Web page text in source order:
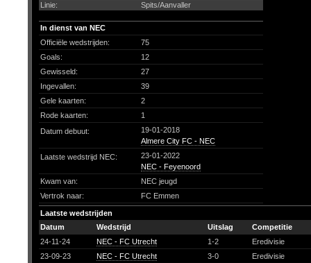
Linie:
Spits/Aanvaller
In dienst van NEC
Officiële wedstrijden:
75
Goals:
12
Gewisseld:
27
Ingevallen:
39
Gele kaarten:
2
Rode kaarten:
1
Datum debuut:
19-01-2018
Almere City FC - NEC
Laatste wedstrijd NEC:
23-01-2022
NEC - Feyenoord
Kwam van:
NEC jeugd
Vertrok naar:
FC Emmen
Laatste wedstrijden
Datum
Wedstrijd Uitslag
Competitie
24-11-24
NEC - FC Utrecht 1-2
Eredivisie
23-09-23
NEC - FC Utrecht 3-0
Eredivisie